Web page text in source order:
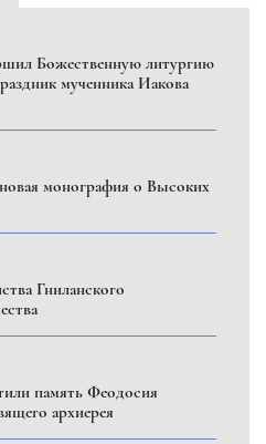
Божественную литургию
мученника Иакова
новая монография о Высоких
Гниланского
память Феодосия
архиерея